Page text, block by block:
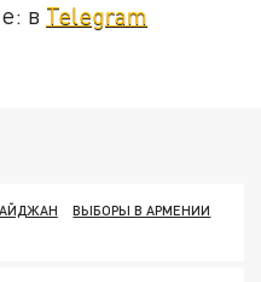
в Telegram
ВЫБОРЫ В АРМЕНИИ